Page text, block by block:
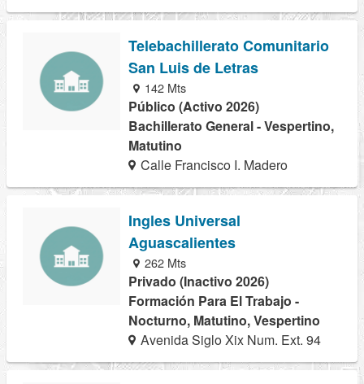
Telebachillerato Comunitario
San Luis de Letras
142 Mts
Público (Activo 2026)
Bachillerato General - Vespertino,
Matutino
Calle Francisco I. Madero
Ingles Universal
Aguascalientes
262 Mts
Privado (Inactivo 2026)
Formación Para El Trabajo -
Nocturno, Matutino, Vespertino
Avenida Siglo Xix Num. Ext. 94